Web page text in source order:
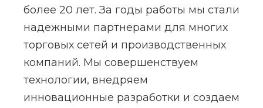
более 20 лет. За годы работы мы стали
надежными партнерами для многих
торговых сетей и производственных
компаний. Mы совершенствуем
технологии, внедряем
инновационные разработки и создаем